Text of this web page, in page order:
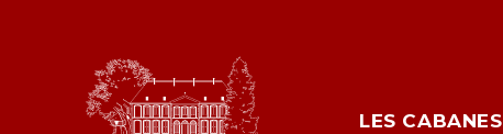
LES CABANES